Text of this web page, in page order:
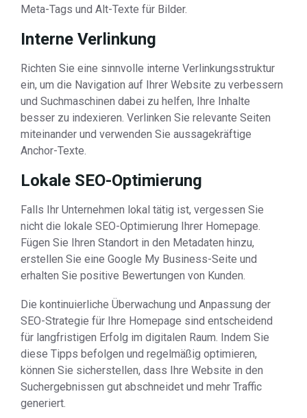
Meta-Tags und Alt-Texte für Bilder.
Interne Verlinkung
Richten Sie eine sinnvolle interne Verlinkungsstruktur
ein, um die Navigation auf Ihrer Website zu verbessern
und Suchmaschinen dabei zu helfen, Ihre Inhalte
besser zu indexieren. Verlinken Sie relevante Seiten
miteinander und verwenden Sie aussagekräftige
Anchor-Texte.
Lokale SEO-Optimierung
Falls Ihr Unternehmen lokal tätig ist, vergessen Sie
nicht die lokale SEO-Optimierung Ihrer Homepage.
Fügen Sie Ihren Standort in den Metadaten hinzu,
erstellen Sie eine Google My Business-Seite und
erhalten Sie positive Bewertungen von Kunden.
Die kontinuierliche Überwachung und Anpassung der
SEO-Strategie für Ihre Homepage sind entscheidend
für langfristigen Erfolg im digitalen Raum. Indem Sie
diese Tipps befolgen und regelmäßig optimieren,
können Sie sicherstellen, dass Ihre Website in den
Suchergebnissen gut abschneidet und mehr Traffic
generiert.